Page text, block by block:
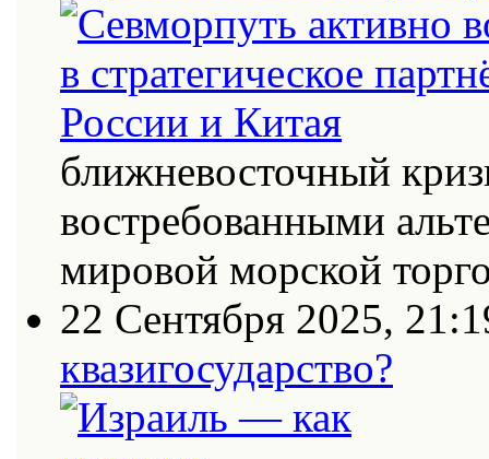
ближневосточный
востребованными
мировой морской
22 Сентября 2025,
квазигосударство?